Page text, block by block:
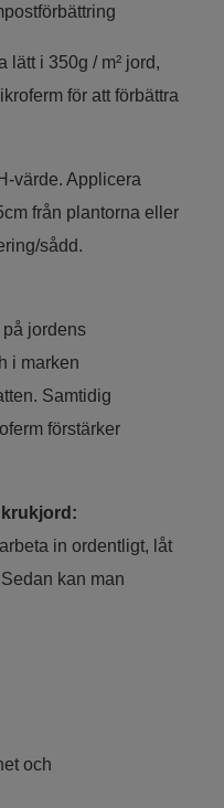
lätt i 350g / m² jord,
för att förbättra
värde. Applicera
från plantorna eller
sådd.
på jordens
i marken
Samtidig
förstärker
in ordentligt, låt
kan man
och